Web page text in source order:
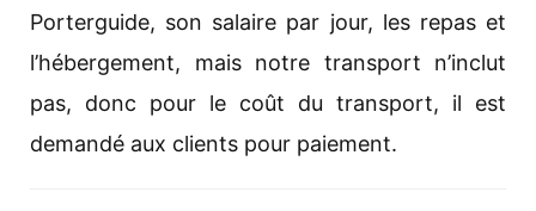
Porterguide, son salaire par jour, les repas et
l’hébergement, mais notre transport n’inclut
pas, donc pour le coût du transport, il est
demandé aux clients pour paiement.